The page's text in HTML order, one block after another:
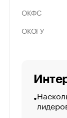
ОКФС
ОКОГУ